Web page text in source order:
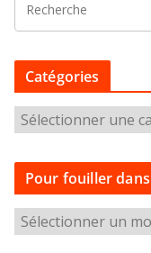
Catégories
a
t
g
Pour fouiller
o